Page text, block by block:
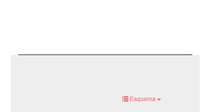
Esquema